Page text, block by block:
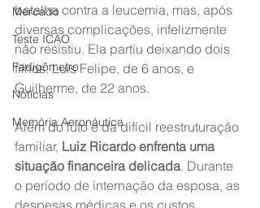
Mercado
Teste ICAO
Fadigômetro
Notícias
Memória Aeronáutica
batalha contra a leucemia, mas, após
diversas complicações, infelizmente
não resistiu. Ela partiu deixando dois
filhos: Luis Felipe, de 6 anos, e
Guilherme, de 22 anos.
Além do luto e da difícil reestruturação
familiar, Luiz Ricardo enfrenta uma
situação financeira delicada. Durante
o período de internação da esposa, as